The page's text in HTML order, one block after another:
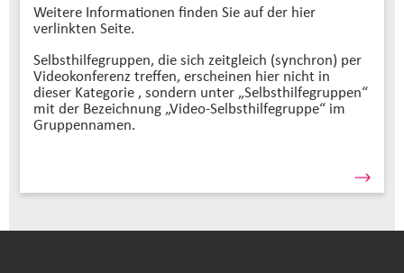
Weitere Informationen finden Sie auf der hier
verlinkten Seite.
Selbsthilfegruppen, die sich zeitgleich (synchron) per
Videokonferenz treffen, erscheinen hier nicht in
dieser Kategorie , sondern unter „Selbsthilfegruppen“
mit der Bezeichnung „Video-Selbsthilfegruppe“ im
Gruppennamen.